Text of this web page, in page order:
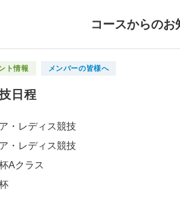
コースからのお
ト情報 メンバーの皆様へ
日程
・レディス競技
・レディス競技
Aクラス